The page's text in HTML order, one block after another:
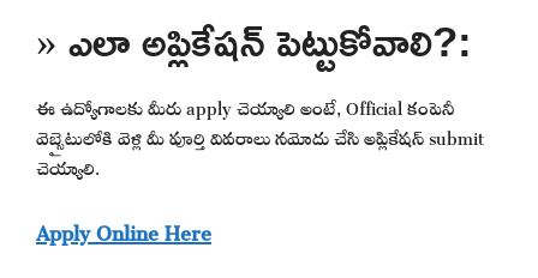
» ఎలా అప్లికేషన్ పెట్టుకోవాలి?:
ఈ ఉద్యోగాలకు మీరు apply చెయ్యాలి అంటే, Official కంపెనీ
వెబ్సైటులోకి వెళ్లి మీ పూర్తి వివరాలు నమోదు చేసి అప్లికేషన్ submit
చెయ్యాలి.
Apply Online Here